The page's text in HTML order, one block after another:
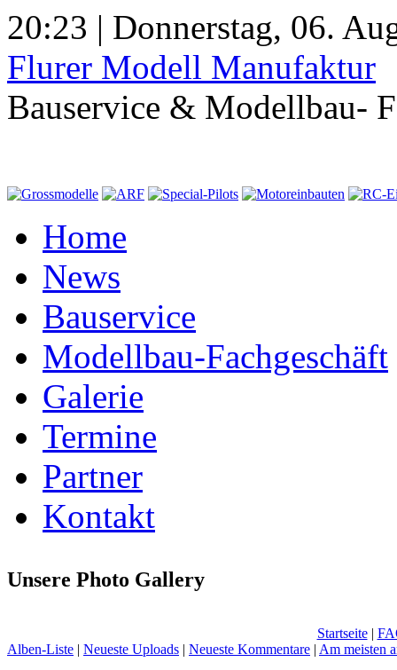
20:23 | Donnerstag, 06.
Flurer Modell Manufaktur
Bauservice & Modellbau-
Home
News
Bauservice
Modellbau-Fachgeschäft
Galerie
Termine
Partner
Kontakt
Unsere Photo Gallery
Startseite|
Alben-Liste | Neueste Uploads | Neueste Kommentare | Am meisten